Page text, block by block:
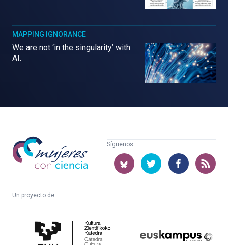
MAPPING IGNORANCE
We are not ‘in the singularity’ with
AI.
Mujeres
con
ciencia
Síguenos:
Un proyecto de:
Cultura